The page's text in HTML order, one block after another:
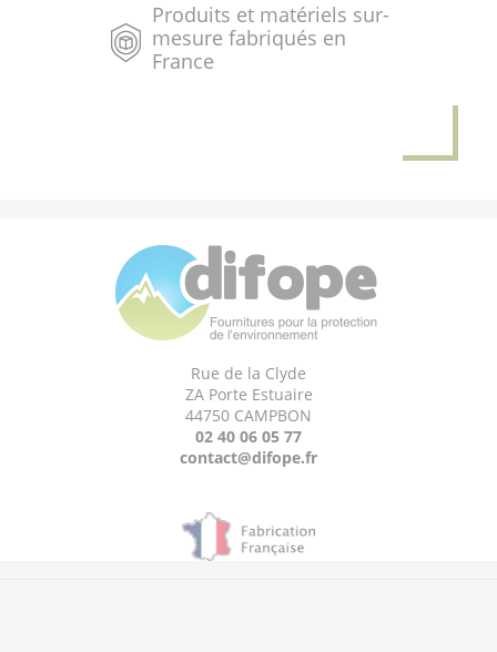
Produits et matériels sur-
mesure fabriqués en
France
Rue de la Clyde
ZA Porte Estuaire
44750 CAMPBON
02 40 06 05 77
contact@difope.fr